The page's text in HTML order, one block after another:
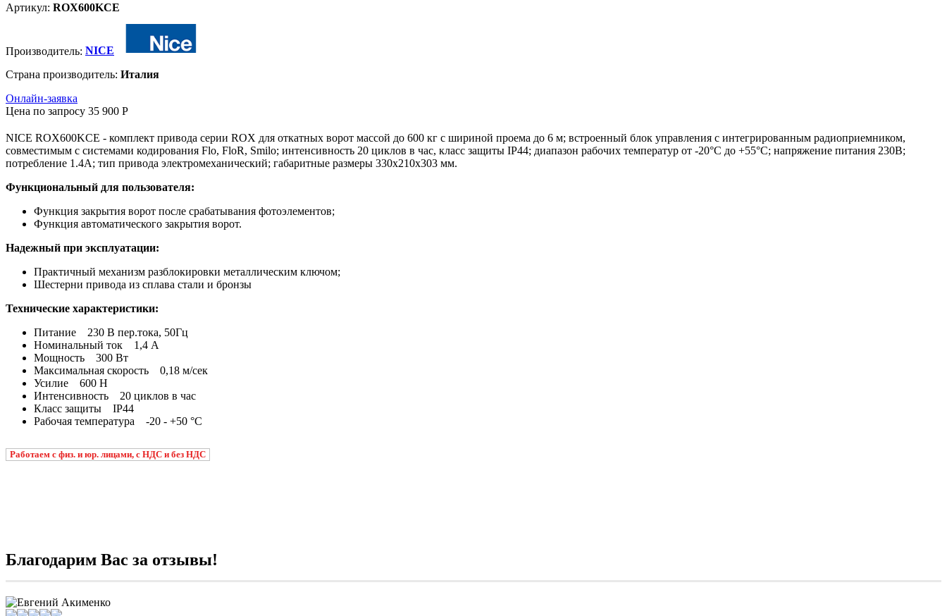
Артикул: ROX600KCE
Производитель: NICE
Страна производитель: Италия
Онлайн-заявка
Цена по запросу 35 900 P
NICE ROX600KCE - комплект привода серии ROX для откатных ворот массой до 600 кг с шириной проема до 6 м; встроенный блок управления с интегрированным радиоприемником,
совместимым с системами кодирования Flo, FloR, Smilo; интенсивность 20 циклов в час, класс защиты IP44; диапазон рабочих температур от -20°С до +55°С; напряжение питания 230В;
потребление 1.4А; тип привода электромеханический; габаритные размеры 330х210х303 мм.
Функциональный для пользователя:
Функция закрытия ворот после срабатывания фотоэлементов;
Функция автоматического закрытия ворот.
Надежный при эксплуатации:
Практичный механизм разблокировки металлическим ключом;
Шестерни привода из сплава стали и бронзы
Технические характеристики:
Питание 230 В пер.тока, 50Гц
Номинальный ток 1,4 А
Мощность 300 Вт
Максимальная скорость 0,18 м/сек
Усилие 600 Н
Интенсивность 20 циклов в час
Класс защиты IP44
Рабочая температура -20 - +50 °C
Работаем с физ. и юр. лицами, с НДС и без НДС
Благодарим Вас за отзывы!